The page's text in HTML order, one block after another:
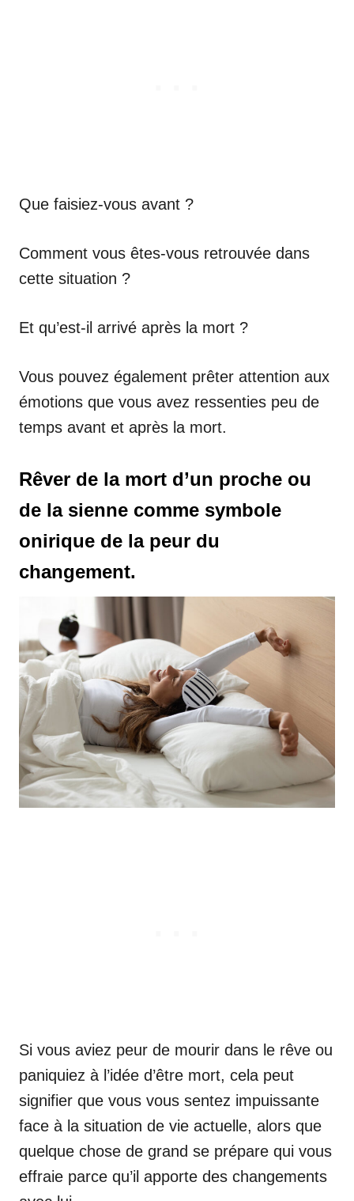
Que faisiez-vous avant ?
Comment vous êtes-vous retrouvée dans
cette situation ?
Et qu’est-il arrivé après la mort ?
Vous pouvez également prêter attention aux
émotions que vous avez ressenties peu de
temps avant et après la mort.
Rêver de la mort d’un proche ou
de la sienne comme symbole
onirique de la peur du
changement.
Si vous aviez peur de mourir dans le rêve ou
paniquiez à l’idée d’être mort, cela peut
signifier que vous vous sentez impuissante
face à la situation de vie actuelle, alors que
quelque chose de grand se prépare qui vous
effraie parce qu’il apporte des changements